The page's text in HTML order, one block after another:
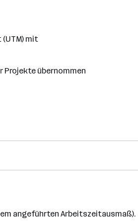
mit
Projekte übernommen
angeführten Arbeitszeitausmaß).